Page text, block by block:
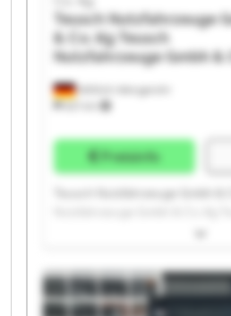
Wittlich-Wengerohr
621 km
Teusch Nutzfahrzeuge
& Co. Kg Teusch
Nutzfahrzeuge Gmbh &
Preisinfo
Gmbh & Co. Kg Teusch
Nutzfahrzeuge Gmbh & Co. Kg
Gmbh & Co. Kg Teusch
Teusch Nutzfahrzeuge Gmbh &